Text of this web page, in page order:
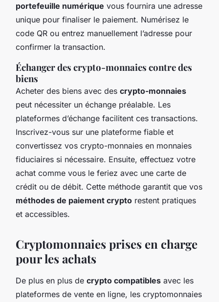
portefeuille numérique vous fournira une adresse
unique pour finaliser le paiement. Numérisez le
code QR ou entrez manuellement l’adresse pour
confirmer la transaction.
Échanger des crypto-monnaies contre des
biens
Acheter des biens avec des crypto-monnaies
peut nécessiter un échange préalable. Les
plateformes d’échange facilitent ces transactions.
Inscrivez-vous sur une plateforme fiable et
convertissez vos crypto-monnaies en monnaies
fiduciaires si nécessaire. Ensuite, effectuez votre
achat comme vous le feriez avec une carte de
crédit ou de débit. Cette méthode garantit que vos
méthodes de paiement crypto restent pratiques
et accessibles.
Cryptomonnaies prises en charge
pour les achats
De plus en plus de crypto compatibles avec les
plateformes de vente en ligne, les cryptomonnaies